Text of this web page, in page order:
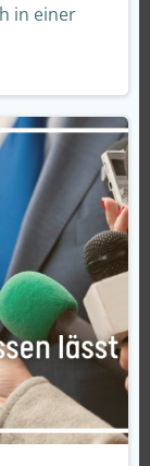
in einer